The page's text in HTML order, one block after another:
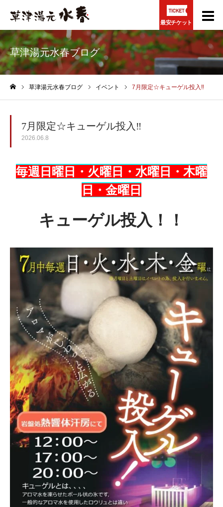
最安チケット
草津湯元水春ブログ
草津湯元水春ブログ イベント 7月限定☆キューゲル投入‼
7月限定☆キューゲル投入‼
2026.06.8
毎週日曜日・火曜日・水曜日・木曜
日・金曜日
キューゲル投入！！